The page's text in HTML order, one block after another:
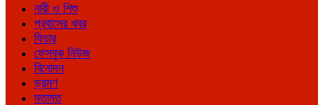
নারী ও শিশু
প্রবাসের খবর
ফিচার
ফেসবুক নিউজ
বিনোদন
ভ্রমণ
মতামত